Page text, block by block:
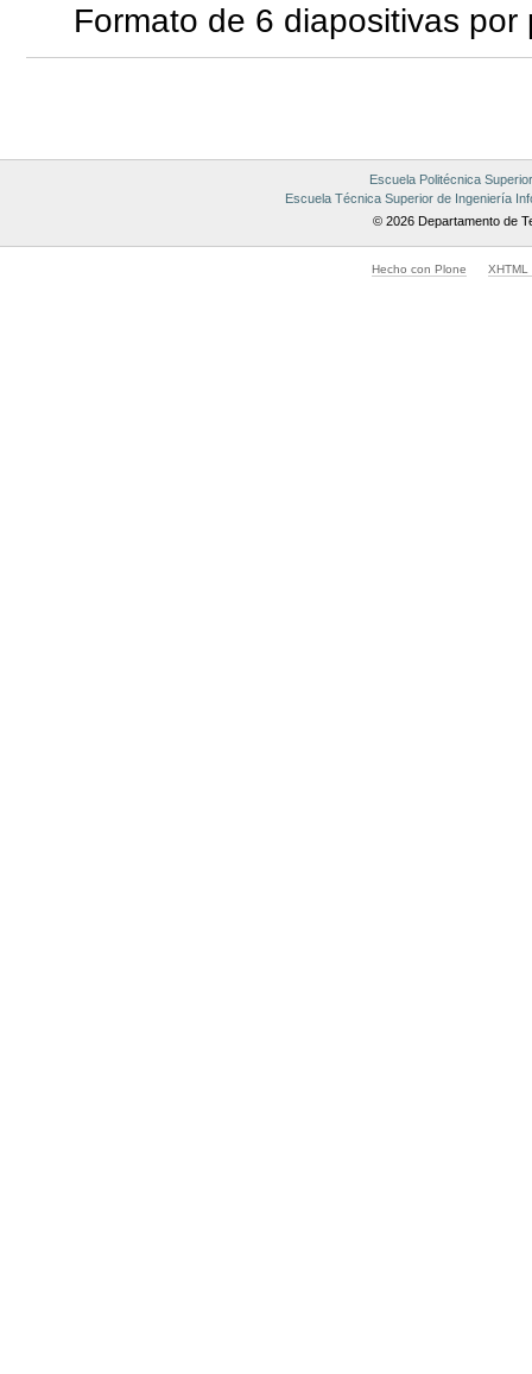
Formato de 6 diapositivas por
Escuela Politécnica Superior
Escuela Técnica Superior de Ingeniería
© 2026 Departamento de
Hecho con Plone XHTML